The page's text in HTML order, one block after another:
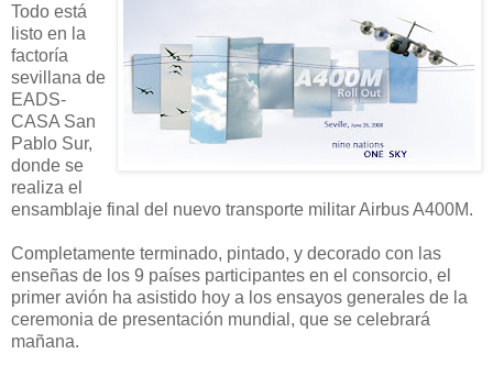
Todo está
listo en la
factoría
sevillana de
EADS-
CASA San
Pablo Sur,
donde se
realiza el
ensamblaje final del nuevo transporte militar Airbus A400M.
Completamente terminado, pintado, y decorado con las
enseñas de los 9 países participantes en el consorcio, el
primer avión ha asistido hoy a los ensayos generales de la
ceremonia de presentación mundial, que se celebrará
mañana.